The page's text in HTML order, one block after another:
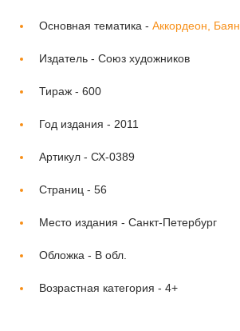
Основная тематика - Аккордеон, Баян
Издатель - Союз художников
Тираж - 600
Год издания - 2011
Артикул - СХ-0389
Страниц - 56
Место издания - Санкт-Петербург
Обложка - В обл.
Возрастная категория - 4+